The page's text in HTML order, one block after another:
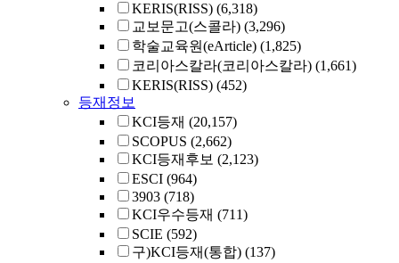
KERIS(RISS) (6,318)
교보문고(스콜라) (3,296)
학술교육원(eArticle) (1,825)
코리아스칼라(코리아스칼라) (1,661)
KERIS(RISS) (452)
등재정보
KCI등재 (20,157)
SCOPUS (2,662)
KCI등재후보 (2,123)
ESCI (964)
3903 (718)
KCI우수등재 (711)
SCIE (592)
구)KCI등재(통합) (137)